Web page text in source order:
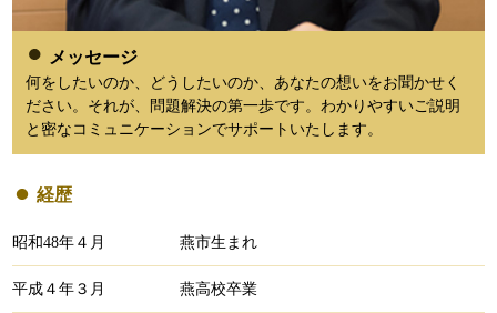
メッセージ
何をしたいのか、どうしたいのか、あなたの想いをお聞かせく
ださい。それが、問題解決の第一歩です。わかりやすいご説明
と密なコミュニケーションでサポートいたします。
経歴
昭和48年４月 燕市生まれ
平成４年３月 燕高校卒業